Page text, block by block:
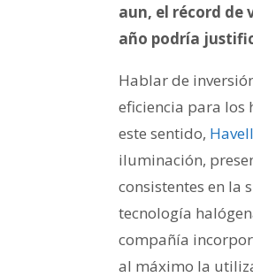
aun, el récord de
año podría
Hablar de
eficiencia para los
este sentido,
iluminación,
consistentes en la
tecnología
compañía
al máximo la